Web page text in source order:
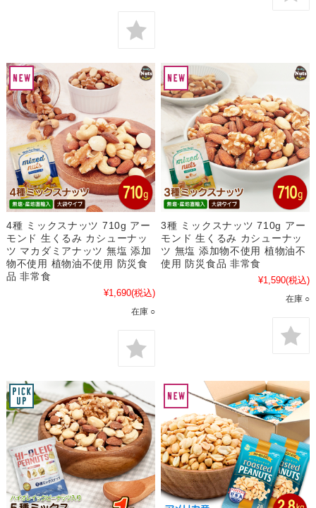
4種 ミックスナッツ 710g アー
モンド 生くるみ カシューナッ
ツ マカダミアナッツ 無塩 添加
物不使用 植物油不使用 防災食
品 非常食
¥1,690(税込)
在庫 ○
3種 ミックスナッツ 710g アー
モンド 生くるみ カシューナッ
ツ 無塩 添加物不使用 植物油不
使用 防災食品 非常食
¥1,590(税込)
在庫 ○